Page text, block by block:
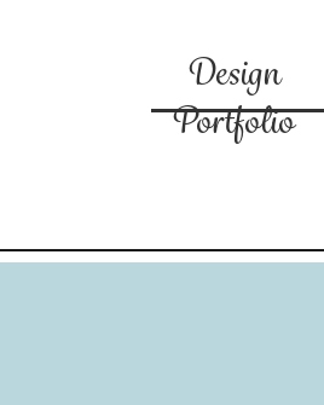
Design
Portfolio